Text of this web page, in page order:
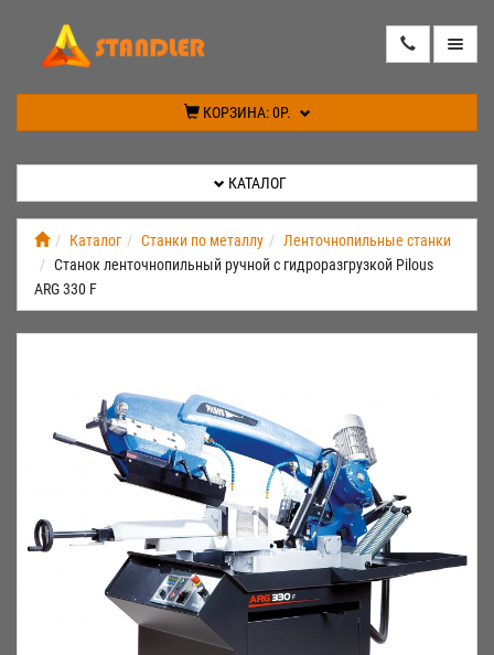
КОРЗИНА:0Р.
КАБИНЕТ
КАТАЛОГ
Каталог Станки по металлу
Ленточнопильные станки
Станок ленточнопильный ручной с гидроразгрузкой Pilous
ARG 330 F